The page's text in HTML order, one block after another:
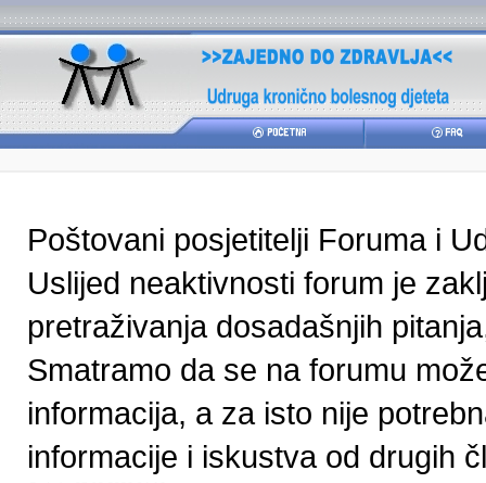
Poštovani posjetitelji Foruma i
Uslijed neaktivnosti forum je
pretraživanja dosadašnjih
Smatramo da se na forumu
informacija, a za isto nije
informacije i iskustva od drugih